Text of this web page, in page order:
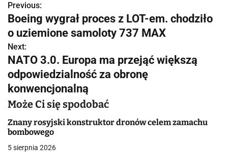
N
a
w
i
g
a
c
j
Previous:
Boeing wygrał proces z LOT-em. chodziło
o uziemione samoloty 737 MAX
Next:
NATO 3.0. Europa ma przejąć większą
odpowiedzialność za obronę
konwencjonalną
Może Ci się spodobać
Znany rosyjski konstruktor dronów celem zamachu
bombowego
5 sierpnia 2026